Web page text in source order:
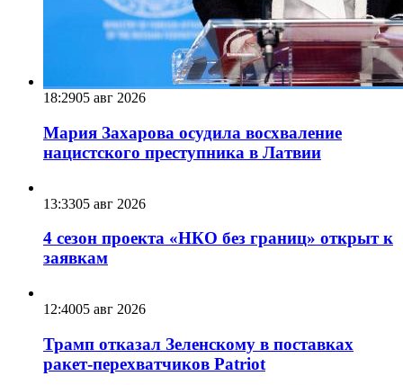
18:2905 авг 2026
Мария Захарова осудила восхваление
нацистского преступника в Латвии
13:3305 авг 2026
4 сезон проекта «НКО без границ» открыт к
заявкам
12:4005 авг 2026
Трамп отказал Зеленскому в поставках
ракет-перехватчиков Patriot